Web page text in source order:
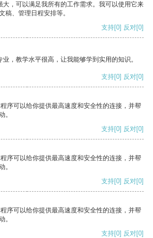
大，可以满足我所有的工作需求。我可以使用它来
稿、管理日程安排等。
支持[0] 反对[0]
，教学水平很高，让我能够学到实用的知识。
支持[0] 反对[0]
序可以给你提供最高速度和安全性的连接，并帮
。
支持[0] 反对[0]
序可以给你提供最高速度和安全性的连接，并帮
。
支持[0] 反对[0]
序可以给你提供最高速度和安全性的连接，并帮
。
支持[0] 反对[0]